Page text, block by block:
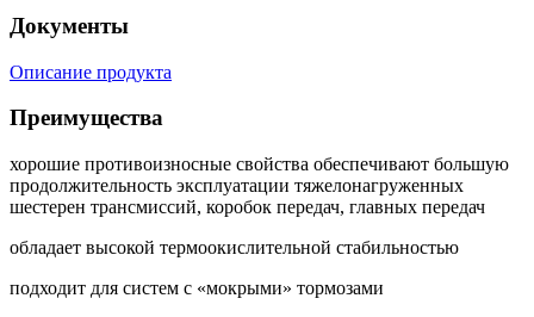
Документы
Описание продукта
Преимущества
хорошие противоизносные свойства обеспечивают большую
продолжительность эксплуатации тяжелонагруженных
шестерен трансмиссий, коробок передач, главных передач
обладает высокой термоокислительной стабильностью
подходит для систем с «мокрыми» тормозами